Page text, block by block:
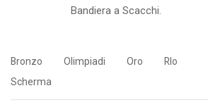
Bandiera a Scacchi.
Bronzo Olimpiadi Oro
RIo
Scherma